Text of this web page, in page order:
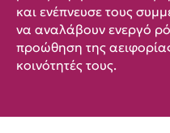
και ενέπνευσε τους
να αναλάβουν ενεργό
προώθηση της
κοινότητές τους.